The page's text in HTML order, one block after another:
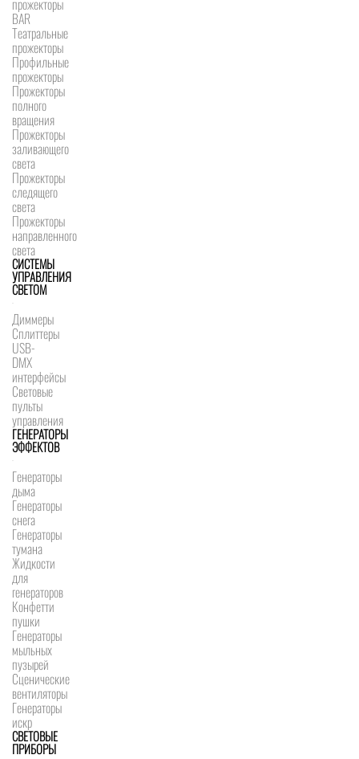
прожекторы
BAR
Театральные
прожекторы
Профильные
прожекторы
Прожекторы
полного
вращения
Прожекторы
заливающего
света
Прожекторы
следящего
света
Прожекторы
направленного
света
СИСТЕМЫ
УПРАВЛЕНИЯ
СВЕТОМ
Диммеры
Сплиттеры
USB-
DMX
интерфейсы
Световые
пульты
управления
ГЕНЕРАТОРЫ
ЭФФЕКТОВ
Генераторы
дыма
Генераторы
снега
Генераторы
тумана
Жидкости
для
генераторов
Конфетти
пушки
Генераторы
мыльных
пузырей
Сценические
вентиляторы
Генераторы
искр
СВЕТОВЫЕ
ПРИБОРЫ